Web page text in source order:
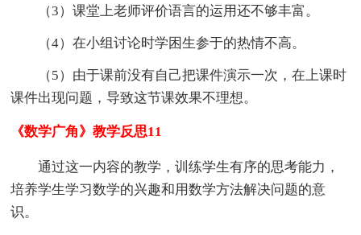
（3）课堂上老师评价语言的运用还不够丰富。
（4）在小组讨论时学困生参于的热情不高。
（5）由于课前没有自己把课件演示一次，在上课时
课件出现问题，导致这节课效果不理想。
《数学广角》教学反思11
通过这一内容的教学，训练学生有序的思考能力，
培养学生学习数学的兴趣和用数学方法解决问题的意
识。